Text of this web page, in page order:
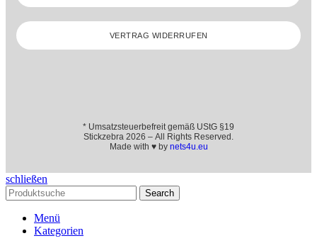
VERTRAG WIDERRUFEN
* Umsatzsteuerbefreit gemäß UStG §19
Stickzebra 2026 – All Rights Reserved.
Made with ♥ by nets4u.eu
schließen
Search
Menü
Kategorien